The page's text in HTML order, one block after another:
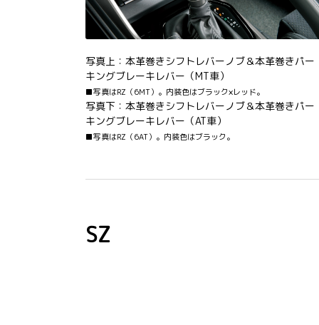
写真上：本革巻きシフトレバーノブ＆本革巻きパー
キングブレーキレバー（MT車）
■写真はRZ（6MT）。内装色はブラック×レッド。
写真下：本革巻きシフトレバーノブ＆本革巻きパー
キングブレーキレバー（AT車）
■写真はRZ（6AT）。内装色はブラック。
SZ